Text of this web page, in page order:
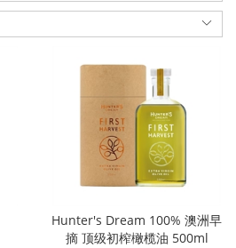
Hunter's Dream 100% 澳洲早
摘 顶级初榨橄榄油 500ml